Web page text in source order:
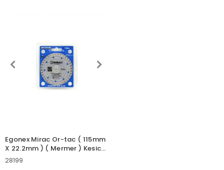
Egonex Mirac Or-tac ( 115mm
X 22.2mm ) ( Mermer ) Kesici
Disk İnce Hassas & Turbo
28199